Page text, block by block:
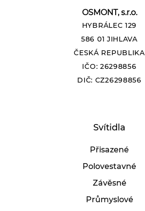
OSMONT, s.r.o.
HYBRÁLEC 129
586 01 JIHLAVA
ČESKÁ REPUBLIKA
IČO: 26298856
DIČ: CZ26298856
Svítidla
Přisazené
Polovestavné
Závěsné
Průmyslové